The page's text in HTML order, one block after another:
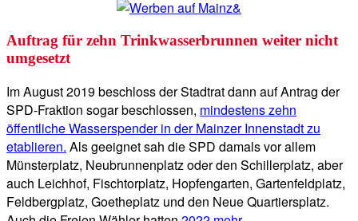
Auftrag für zehn Trinkwasserbrunnen weiter nicht
umgesetzt
Im August 2019 beschloss der Stadtrat dann auf Antrag der
SPD-Fraktion sogar beschlossen, mindestens zehn
öffentliche Wasserspender in der Mainzer Innenstadt zu
etablieren. Als geeignet sah die SPD damals vor allem
Münsterplatz, Neubrunnenplatz oder den Schillerplatz, aber
auch Leichhof, Fischtorplatz, Hopfengarten, Gartenfeldplatz,
Feldbergplatz, Goetheplatz und den Neue Quartiersplatz.